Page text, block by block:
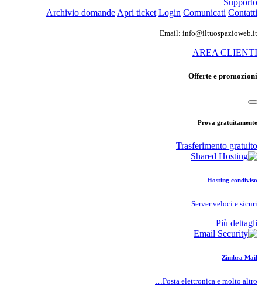
Supporto
Archivio domandeApri ticket Login Comunicati Contatti
Email: info@iltuospazioweb.it
AREA CLIENTI
Offerte e promozioni
Prova gratuitamente
Trasferimento gratuito
Hosting condiviso
Server veloci e sicuri...
Più dettagli
Zimbra Mail
Posta elettronica e molto altro…